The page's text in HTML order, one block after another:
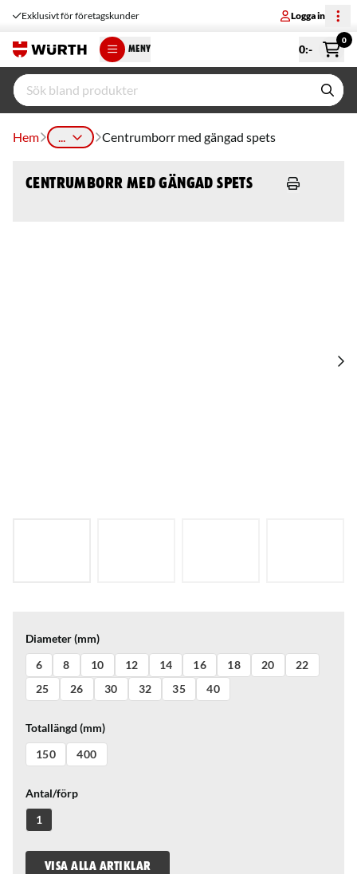
Exklusivt för företagskunder Logga in
MENY 0:-
0
Hem ... Centrumborr med gängad spets
Centrumborr med gängad spets
Diameter (mm)
6
8 10 12 14 16 18 20
22
25
26 30 32 35 40
Totallängd (mm)
150
400
Antal/förp
1
VISA ALLA ARTIKLAR